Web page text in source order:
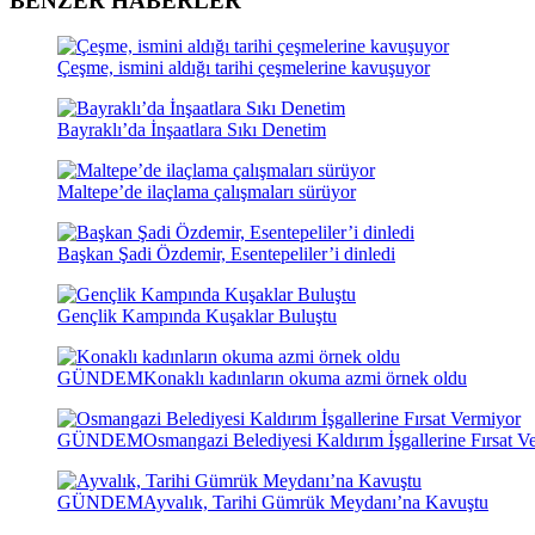
Çeşme, ismini aldığı tarihi çeşmelerine kavuşuyor
Bayraklı’da İnşaatlara Sıkı Denetim
Maltepe’de ilaçlama çalışmaları sürüyor
Başkan Şadi Özdemir, Esentepeliler’i dinledi
Gençlik Kampında Kuşaklar Buluştu
GÜNDEMKonaklı kadınların okuma azmi örnek oldu
GÜNDEMOsmangazi Belediyesi Kaldırım İşgallerine Fırsat
GÜNDEMAyvalık, Tarihi Gümrük Meydanı’na Kavuştu